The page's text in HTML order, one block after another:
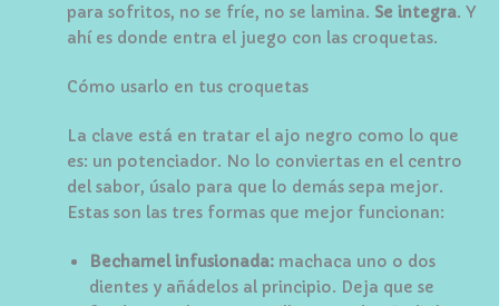
para sofritos, no se fríe, no se lamina. Se integra. Y
ahí es donde entra el juego con las croquetas.
Cómo usarlo en tus croquetas
La clave está en tratar el ajo negro como lo que
es: un potenciador. No lo conviertas en el centro
del sabor, úsalo para que lo demás sepa mejor.
Estas son las tres formas que mejor funcionan:
Bechamel infusionada: machaca uno o dos
dientes y añádelos al principio. Deja que se